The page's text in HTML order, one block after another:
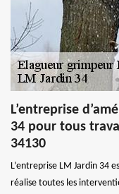
L’entreprise
34 pour tous
34130
L’entreprise LM Jardin 34
réalise toutes les